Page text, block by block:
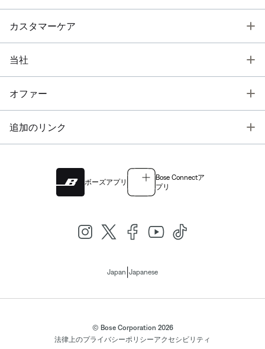
カスタマーケア
当社
オファー
追加のリンク
ボーズアプリ
Bose Connectア
プリ
Japan Japanese
© Bose Corporation 2026
法律上のプライバシーポリシーアクセシビリティ